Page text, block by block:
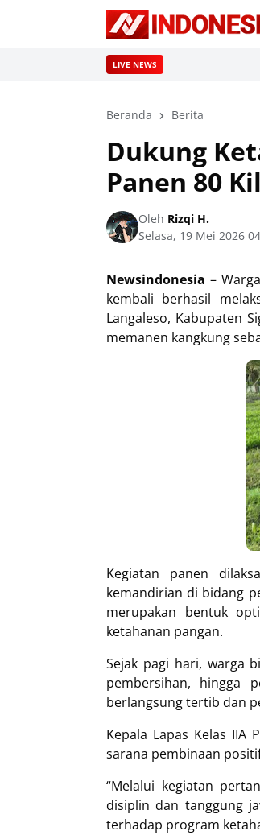
LIVE NEWS
Beranda Berita
Dukung
Panen 80
Oleh Rizqi H.
Selasa, 19 Mei 2026
Newsindonesia –
kembali berhasil
Langaleso, Kabupaten
memanen kangkung
Kegiatan panen
kemandirian di bidang
merupakan bentuk
ketahanan pangan.
Sejak pagi hari, warga
pembersihan, hingga
berlangsung tertib dan
Kepala Lapas Kelas IIA
sarana pembinaan
“Melalui kegiatan
disiplin dan tanggung
terhadap program